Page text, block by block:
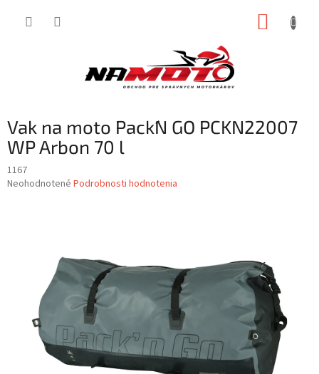
Vak na moto Pack´N GO PCKN22007
WP Arbon 70 l
1167
Priemerné
hviezdičiek.
Neohodnotené Podrobnosti hodnotenia